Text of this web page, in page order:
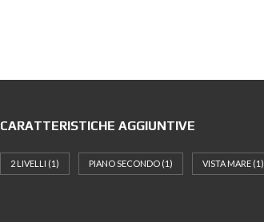
CARATTERISTICHE AGGIUNTIVE
2 LIVELLI (1) PIANO SECONDO(1) VISTA MARE(1)